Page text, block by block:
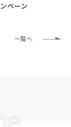
ペーン
一覧へ